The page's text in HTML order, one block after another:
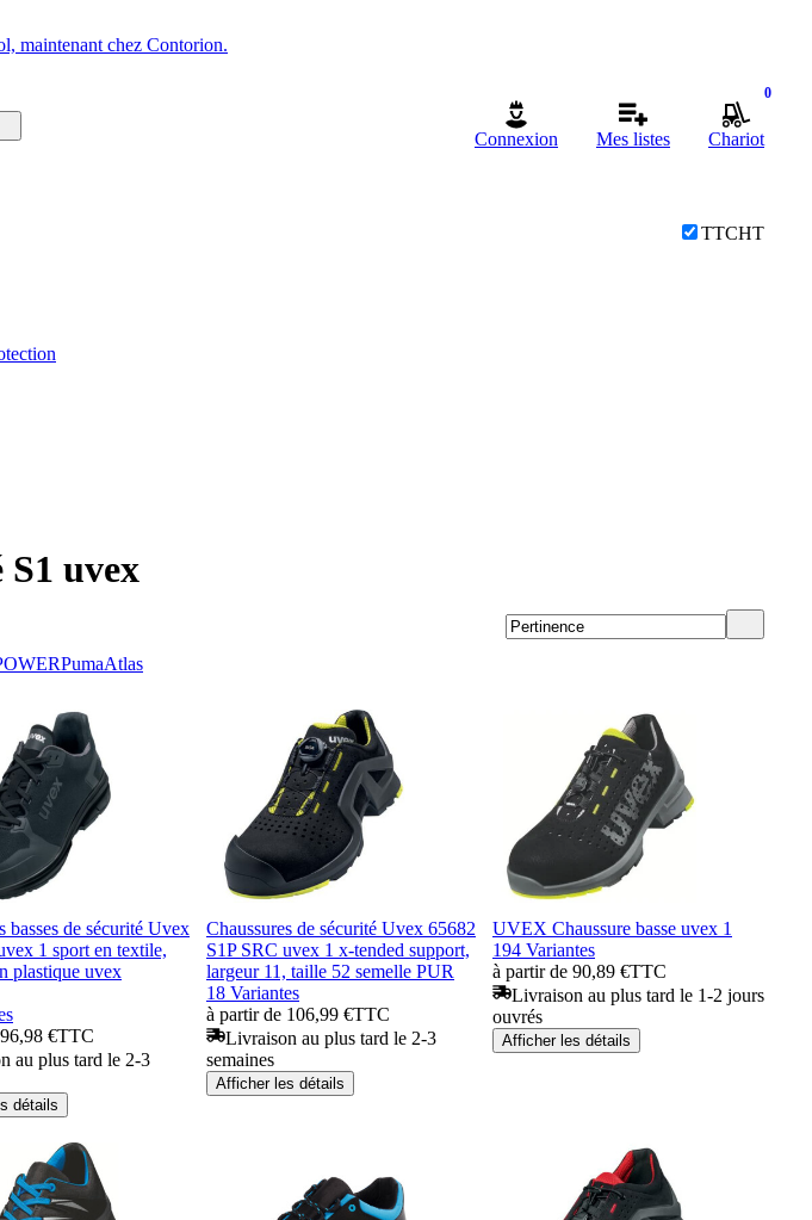
maintenant chez Contorion.
Connexion Mes listes
0
Chariot
TTCHT
S1 uvex
PumaAtlas
basses de sécurité Uvex
1 sport en textile,
plastique uvex
€TTC
au plus tard le 2-3
détails
Chaussures de sécurité Uvex 65682
S1P SRC uvex 1 x-tended support,
largeur 11, taille 52 semelle PUR
18 Variantes
à partir de 106,99 €TTC
Livraison au plus tard le 2-3
semaines
Afficher les détails
UVEX Chaussure basse uvex 1
194 Variantes
à partir de 90,89 €TTC
Livraison au plus tard le 1-2 jours
ouvrés
Afficher les détails